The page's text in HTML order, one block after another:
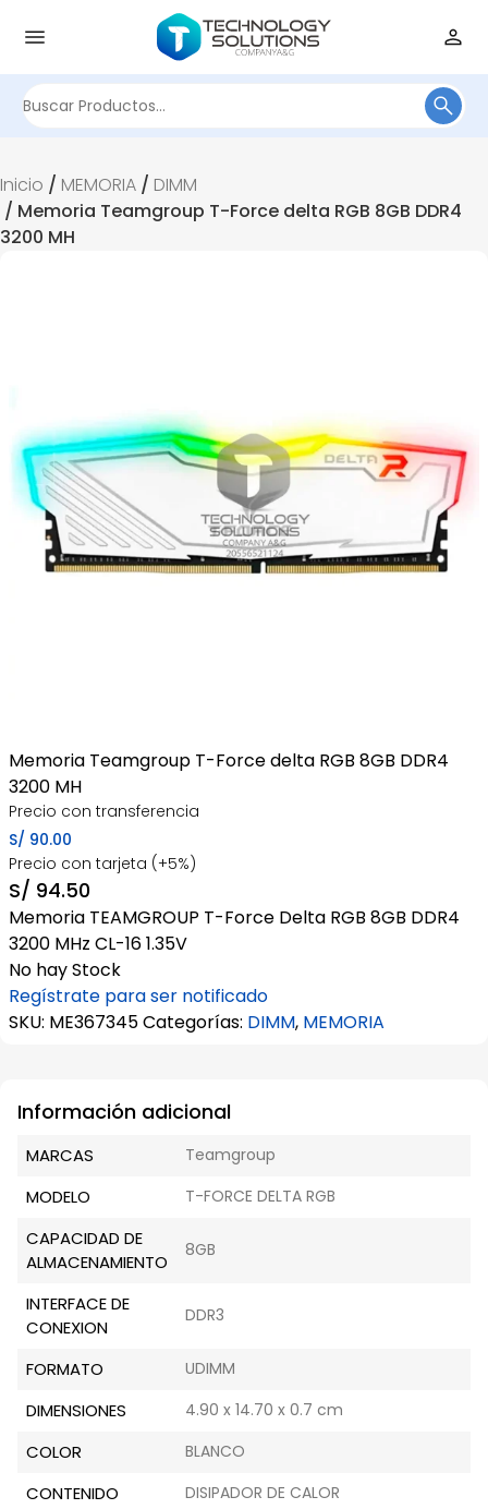
Inicio / MEMORIA / DIMM
/ Memoria Teamgroup T-Force delta RGB 8GB DDR4
3200 MH
Memoria Teamgroup T-Force delta RGB 8GB DDR4
3200 MH
Precio con transferencia
S/ 90.00
Precio con tarjeta (+5%)
S/ 94.50
Memoria TEAMGROUP T-Force Delta RGB 8GB DDR4
3200 MHz CL-16 1.35V
No hay Stock
Regístrate para ser notificado
SKU: ME367345Categorías: DIMM, MEMORIA
Información adicional
MARCAS Teamgroup
MODELO T-FORCE DELTA RGB
CAPACIDAD DE
ALMACENAMIENTO
8GB
INTERFACE DE
CONEXION
DDR3
FORMATO UDIMM
DIMENSIONES 4.90 x 14.70 x 0.7 cm
COLOR BLANCO
CONTENIDO DISIPADOR DE CALOR